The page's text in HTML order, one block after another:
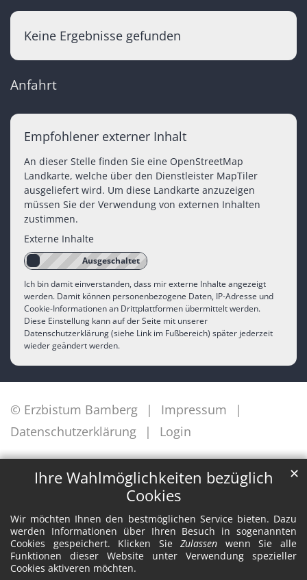
Ihre Wahlmöglichkeiten bezüglich
Cookies
Wir möchten Ihnen den bestmöglichen Service bieten. Dazu
werden Informationen über Ihren Besuch in sogenannten
Cookies gespeichert. Klicken SieZulassen wenn Sie alle
Funktionen dieser Website unter Verwendung spezieller
Cookies aktiveren möchten.
✕
Keine Ergebnisse gefunden
Anfahrt
Empfohlener externer Inhalt
An dieser Stelle finden Sie eine OpenStreetMap
Landkarte, welche über den Dienstleister MapTiler
ausgeliefert wird. Um diese Landkarte anzuzeigen
müssen Sie der Verwendung von externen Inhalten
zustimmen.
Externe Inhalte
Ich bin damit einverstanden, dass mir externe Inhalte angezeigt
werden. Damit können personenbezogene Daten, IP-Adresse und
Cookie-Informationen an Drittplattformen übermittelt werden.
Diese Einstellung kann auf der Seite mit unserer
Datenschutzerklärung (siehe Link im Fußbereich) später jederzeit
wieder geändert werden.
© Erzbistum Bamberg
Impressum
Datenschutzerklärung
Login